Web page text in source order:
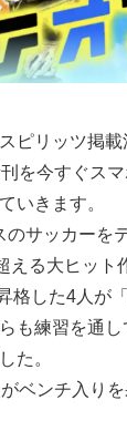
ピリッツ掲載
を今すぐス
いきます。
のサッカーを
る大ヒット
格した4人が
も練習を通
た。
ベンチ入り